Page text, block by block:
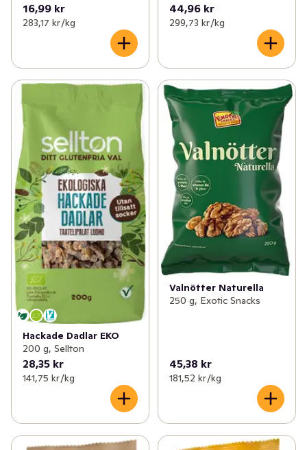
16,99 kr
283,17 kr /kg
44,96 kr
299,73 kr /kg
Hackade Dadlar EKO
200 g, Sellton
28,35 kr
141,75 kr /kg
Valnötter Naturella
250 g, Exotic Snacks
45,38 kr
181,52 kr /kg